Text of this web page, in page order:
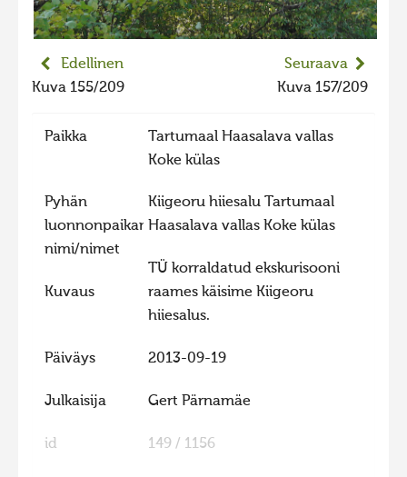
Hiite kuvavõistlus 2022
Liikkuvat kuvat 2021
Liikkuvat kuvat 2020
Hiite kuvavõistlus 2019
Hiite kuvavõistlus 2018
Hiite kuvavõistlus 2017
Hiite kuvavõistlus 2015
Hiite kuvavõistlus 2014
Edellinen
Kuva 155/209
Seuraava
Kuva 157/209
Paikka
Tartumaal Haasalava vallas
Koke külas
Pyhän
luonnonpaikan
nimi/nimet
Kiigeoru hiiesalu Tartumaal
Haasalava vallas Koke külas
Kuvaus
TÜ korraldatud ekskurisooni
raames käisime Kiigeoru
hiiesalus.
Päiväys 2013-09-19
Julkaisija Gert Pärnamäe
id 149 / 1156